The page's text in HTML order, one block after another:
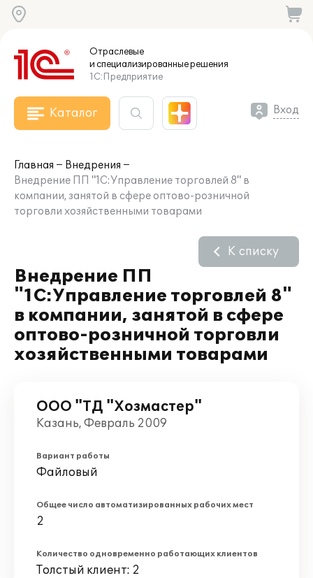
Отраслевые
и специализированныерешения
1С:Предприятие
Каталог Вход
Главная
Внедрения
Внедрение ПП "1C:Управление торговлей 8" в
компании, занятой в сфере оптово-розничной
торговли хозяйственными товарами
Внедрение ПП
"1C:Управление торговлей 8"
в компании, занятой в сфере
оптово-розничной торговли
хозяйственными товарами
К списку
ООО "ТД "Хозмастер"
Казань, Февраль 2009
Вариант работы
Файловый
Общее число автоматизированных рабочих мест
2
Количество одновременно работающих клиентов
Толстый клиент: 2